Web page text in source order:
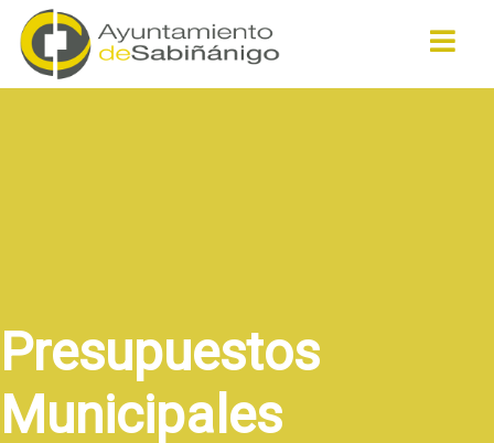
Presupuestos
Municipales